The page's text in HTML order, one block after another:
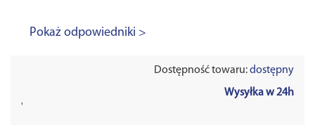
Pokaż odpowiedniki >
Dostępność towaru:dostępny
Wysyłka w 24h
'